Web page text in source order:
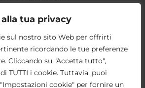
tua privacy
sul nostro sito Web per offrirti
ricordando le tue preferenze
Cliccando su "Accetta tutto",
TUTTI i cookie. Tuttavia, puoi
cookie" per fornire un
SOCIAL